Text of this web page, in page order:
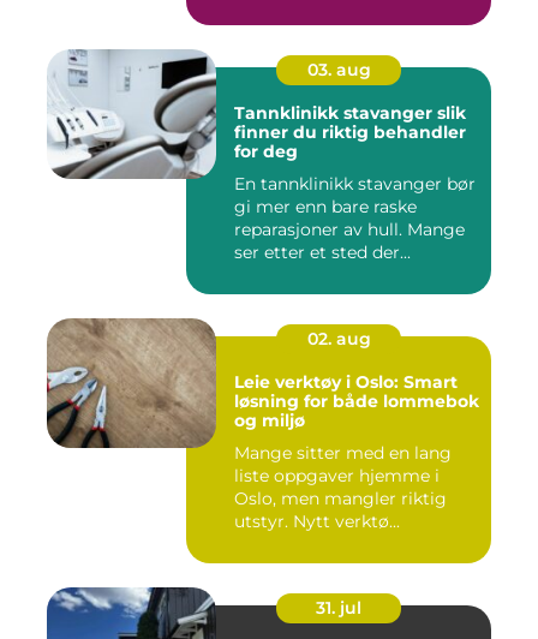
03. aug
Tannklinikk stavanger slik
finner du riktig behandler
for deg
En tannklinikk stavanger bør
gi mer enn bare raske
reparasjoner av hull. Mange
ser etter et sted der...
02. aug
Leie verktøy i Oslo: Smart
løsning for både lommebok
og miljø
Mange sitter med en lang
liste oppgaver hjemme i
Oslo, men mangler riktig
utstyr. Nytt verktø...
31. jul